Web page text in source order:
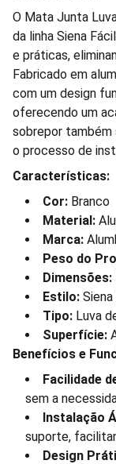
O Mata Junta
da linha Siena
e práticas,
Fabricado em
com um design
oferecendo um
sobrepor também
o processo de
Características:
Cor: Branco
Material:
Marca:
Peso do
Dimensões:
Estilo:
Tipo: Luva
Superfície:
Benefícios e
Facilidade
sem a
Instalação
suporte,
Design